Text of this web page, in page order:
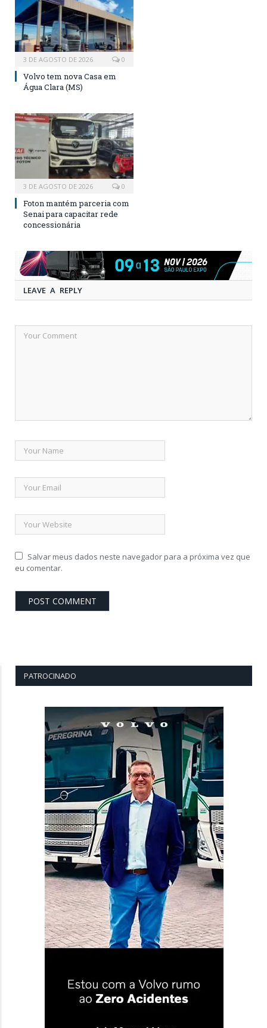
3 DE AGOSTO DE 2026 0
Volvo tem nova Casa em
Água Clara (MS)
3 DE AGOSTO DE 2026 0
Foton mantém parceria com
Senai para capacitar rede
concessionária
LEAVE A REPLY
Salvar meus dados neste navegador para a próxima vez que
eu comentar.
PATROCINADO